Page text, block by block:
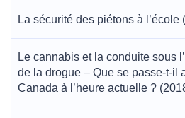
La sécurité des piétons à l’école
Le cannabis et la conduite sous
de la drogue – Que se passe-t-il
Canada à l’heure actuelle ?